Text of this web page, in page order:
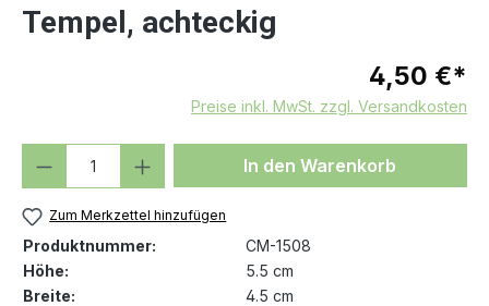
Tempel, achteckig
4,50 €*
Preise inkl. MwSt. zzgl. Versandkosten
Produkt Anzahl: Gib denIn den Warenkorb
Zum Merkzettel hinzufügen
Produktnummer:
CM-1508
Höhe:
5.5 cm
Breite:
4.5 cm